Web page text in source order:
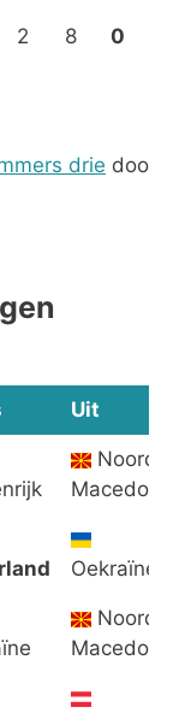
2 8 0
drie door
Uit
Noord-
Macedonië
Oekraïne
Noord-
Macedonië